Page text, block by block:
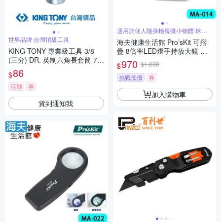
世界品牌 台灣頂級工具
KING TONY 專業級工具 3/8
(三分) DR. 英制六角長套筒 7/1
6inch (323514S)
$86
活動 券
貨到通知我
適用於個人隨身檢視微小物體 珠寶
使用
海夫健康生活館 Pro’sKit 可摺
疊 8倍率LED燈手持放大鏡 雙
包裝 MA-014
$970 $1,000
挑戰低價
券
加入購物車